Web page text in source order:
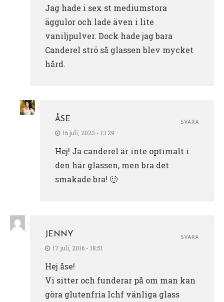
Jag hade i sex st mediumstora
äggulor och lade även i lite
vaniljpulver. Dock hade jag bara
Canderel strö så glassen blev mycket
hård.
ÅSE
16 juli, 2023 - 13:29
Hej! Ja canderel är inte optimalt i
den här glassen, men bra det
smakade bra! 🙂
SVARA
JENNY
17 juli, 2016 - 18:51
Hej åse!
Vi sitter och funderar på om man kan
göra glutenfria lchf vänliga glass
SVARA